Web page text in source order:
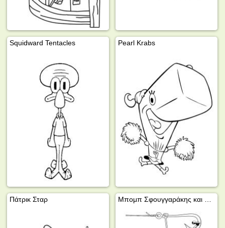
Squidward Tentacles Pearl Krabs
Πάτρικ Σταρ Μπομπ Σφουγγαράκης και Πάτρικ Σταρ